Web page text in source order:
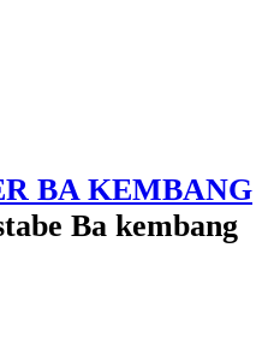
BA KEMBANG
Ba kembang